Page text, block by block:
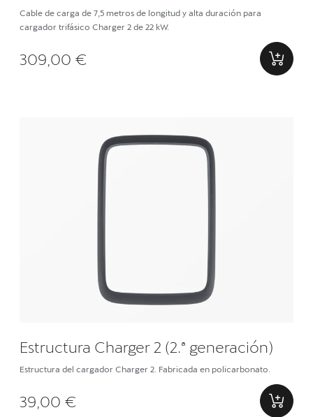
Cable de carga de 7,5 metros de longitud y alta duración para
cargador trifásico Charger 2 de 22 kW.
309,00 €
Estructura Charger 2 (2.ª generación)
Estructura del cargador Charger 2. Fabricada en policarbonato.
39,00 €